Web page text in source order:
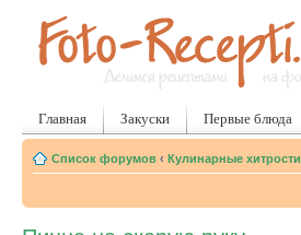
Главная Закуски Первые блюда
Список форумов ‹ Кулинарные хитрости